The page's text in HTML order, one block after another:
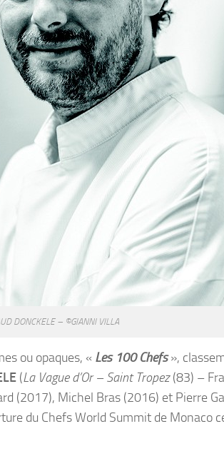
DONCKELE – ©GIANNI VILLA
ou opaques, « Les 100 Chefs»,
(La Vague d’Or – Saint Tropez(83) –
(2017), Michel Bras (2016) et Pierre
du Chefs World Summit de Monaco